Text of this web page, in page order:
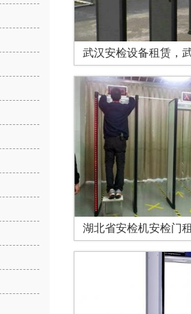
武汉安检设备租赁，
湖北省安检机安检门